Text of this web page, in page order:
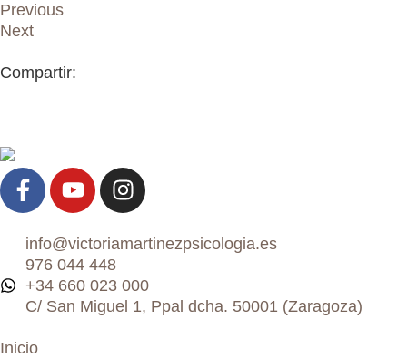
Previous
Next
Compartir:
info@victoriamartinezpsicologia.es
976 044 448
+34 660 023 000
C/ San Miguel 1, Ppal dcha. 50001 (Zaragoza)
Inicio